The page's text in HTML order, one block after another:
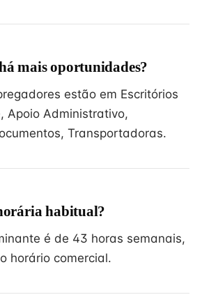
mais oportunidades?
estão em Escritórios
Apoio Administrativo,
Transportadoras.
habitual?
é de 43 horas semanais,
horário comercial.